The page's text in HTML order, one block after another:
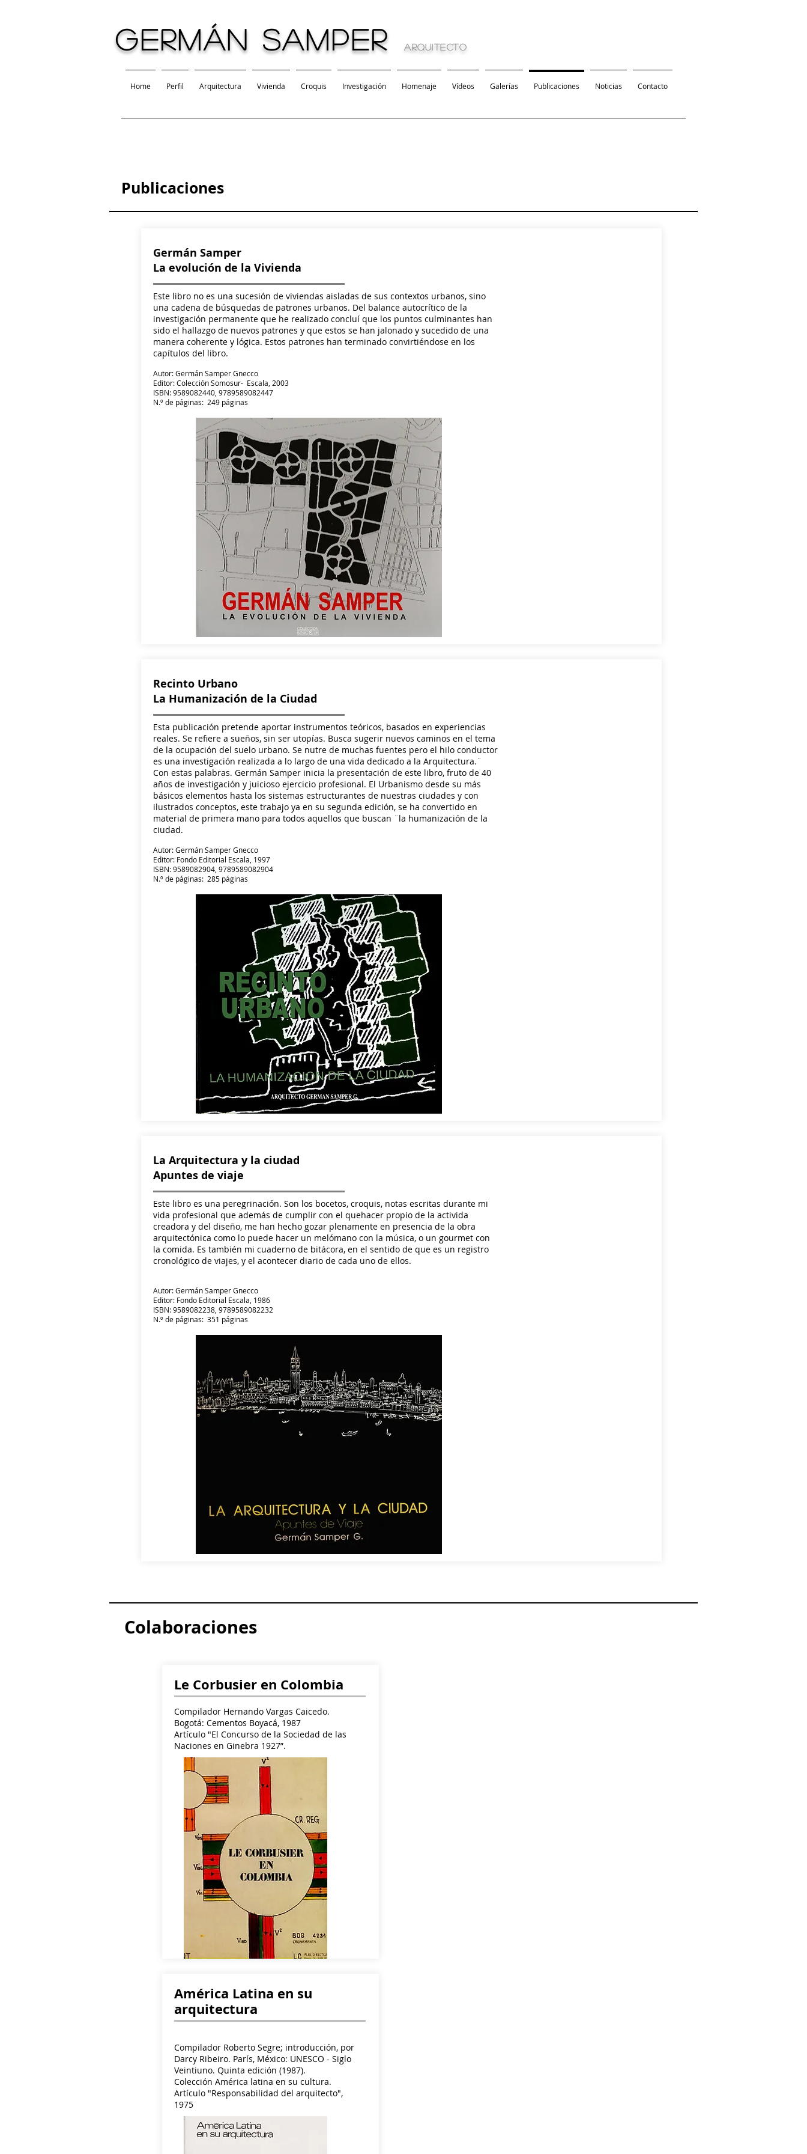
GERMÁN SAMPER arquitecto
Home Perfil Arquitectura Vivienda Croquis Investigación Homenaje Vídeos Galerías Publicaciones Noticias Contacto
Publicaciones
Germán Samper
La evolución de la Vivienda
Este libro no es una sucesión de viviendas aisladas de sus contextos urbanos, sino
una cadena de búsquedas de patrones urbanos. Del balance autocrítico de la
investigación permanente que he realizado concluí que los puntos culminantes han
sido el hallazgo de nuevos patrones y que estos se han jalonado y sucedido de una
manera coherente y lógica. Estos patrones han terminado convirtiéndose en los
capítulos del libro.
Autor: Germán Samper Gnecco
Editor: Colección Somosur- Escala, 2003
ISBN: 9589082440, 9789589082447
N.º de páginas: 249 páginas
Recinto Urbano
La Humanización de la Ciudad
Esta publicación pretende aportar instrumentos teóricos, basados en experiencias
reales. Se refiere a sueños, sin ser utopías. Busca sugerir nuevos caminos en el tema
de la ocupación del suelo urbano. Se nutre de muchas fuentes pero el hilo conductor
es una investigación realizada a lo largo de una vida dedicado a la Arquitectura.¨
Con estas palabras. Germán Samper inicia la presentación de este libro, fruto de 40
años de investigación y juicioso ejercicio profesional. El Urbanismo desde su más
básicos elementos hasta los sistemas estructurantes de nuestras ciudades y con
ilustrados conceptos, este trabajo ya en su segunda edición, se ha convertido en
material de primera mano para todos aquellos que buscan ¨la humanización de la
ciudad.
Autor: Germán Samper Gnecco
Editor: Fondo Editorial Escala, 1997
ISBN: 9589082904, 9789589082904
N.º de páginas: 285 páginas
La Arquitectura y la ciudad
Apuntes de viaje
Este libro es una peregrinación. Son los bocetos, croquis, notas escritas durante mi
vida profesional que además de cumplir con el quehacer propio de la activida
creadora y del diseño, me han hecho gozar plenamente en presencia de la obra
arquitectónica como lo puede hacer un melómano con la música, o un gourmet con
la comida. Es también mi cuaderno de bitácora, en el sentido de que es un registro
cronológico de viajes, y el acontecer diario de cada uno de ellos.
Autor: Germán Samper Gnecco
Editor: Fondo Editorial Escala, 1986
ISBN: 9589082238, 9789589082232
N.º de páginas: 351 páginas
Colaboraciones
Le Corbusier en Colombia
Compilador Hernando Vargas Caicedo.
Bogotá: Cementos Boyacá, 1987
Artículo "El Concurso de la Sociedad de las
Naciones en Ginebra 1927”.
América Latina en su
arquitectura
Compilador Roberto Segre; introducción, por
Darcy Ribeiro. París, México: UNESCO - Siglo
Veintiuno. Quinta edición (1987).
Colección América latina en su cultura.
Artículo "Responsabilidad del arquitecto",
1975